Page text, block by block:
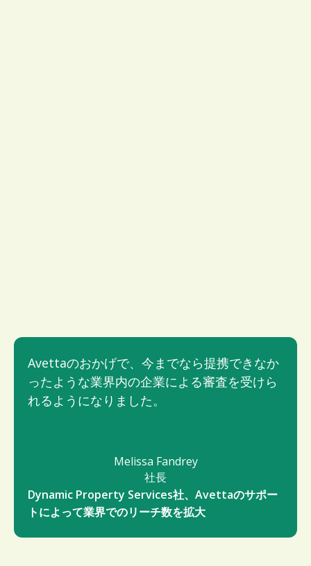
Avettaのおかげで、今までなら提携できなか
ったような業界内の企業による審査を受けら
れるようになりました。
Melissa Fandrey
社長
Dynamic Property Services社、Avettaのサポー
トによって業界でのリーチ数を拡大